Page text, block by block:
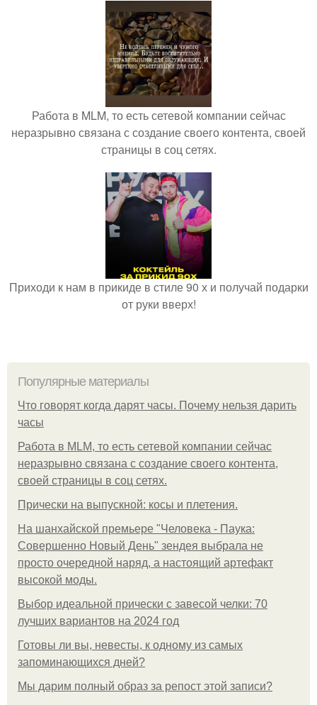
Работа в MLM, то есть сетевой компании сейчас
неразрывно связана с создание своего контента, своей
страницы в соц сетях.
Приходи к нам в прикиде в стиле 90 х и получай подарки
от руки вверх!
Популярные материалы
Что говорят когда дарят часы. Почему нельзя дарить
часы
Работа в MLM, то есть сетевой компании сейчас
неразрывно связана с создание своего контента,
своей страницы в соц сетях.
Прически на выпускной: косы и плетения.
На шанхайской премьере "Человека - Паука:
Совершенно Новый День" зендея выбрала не
просто очередной наряд, а настоящий артефакт
высокой моды.
Выбор идеальной прически с завесой челки: 70
лучших вариантов на 2024 год
Готовы ли вы, невесты, к одному из самых
запоминающихся дней?
Мы дарим полный образ за репост этой записи?